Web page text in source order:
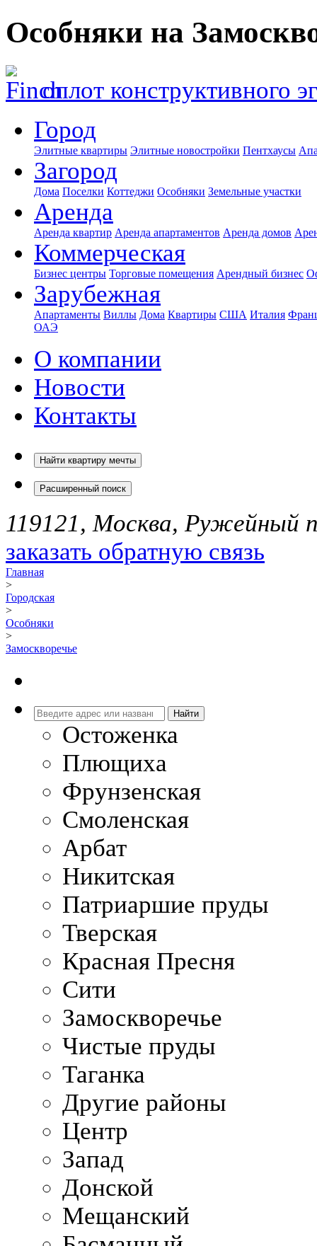
Особняки на
оплот конструктивного
Город
Элитные квартиры Элитные новостройки Пентхаусы
Загород
Дома Поселки Коттеджи Особняки Земельные участки
Аренда
Аренда квартир Аренда апартаментов Аренда домов
Коммерческая
Бизнес центры Торговые помещения Арендный бизнес
Зарубежная
Апартаменты Виллы Дома Квартиры США Италия
ОАЭ
О компании
Новости
Контакты
Найти квартиру мечты
Расширенный поиск
119121, Москва, Ружейный
заказать обратную связь
Главная
>
Городская
>
Особняки
>
Замоскворечье
Остоженка
Плющиха
Фрунзенская
Смоленская
Арбат
Никитская
Патриаршие пруды
Тверская
Красная Пресня
Сити
Замоскворечье
Чистые пруды
Таганка
Другие районы
Центр
Запад
Донской
Мещанский